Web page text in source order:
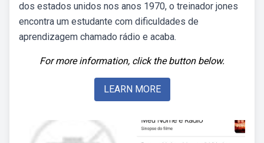
dos estados unidos nos anos 1970, o treinador jones
encontra um estudante com dificuldades de
aprendizagem chamado rádio e acaba.
For more information, click the button below.
LEARN MORE